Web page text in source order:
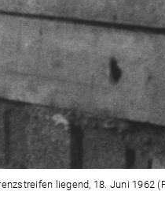
liegend, 18. Juni 1962